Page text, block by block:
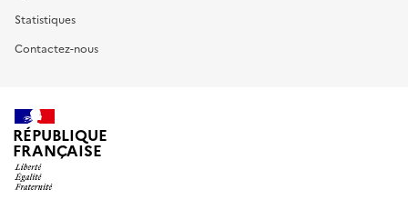
Statistiques
Contactez-nous
RÉPUBLIQUE
FRANÇAISE